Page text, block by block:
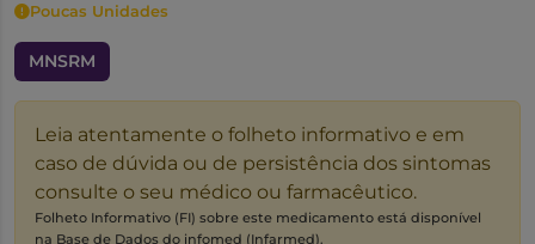
Poucas Unidades
MNSRM
Leia atentamente o folheto informativo e em
caso de dúvida ou de persistência dos sintomas
consulte o seu médico ou farmacêutico.
Folheto Informativo (FI) sobre este medicamento está disponível
na Base de Dados do infomed (Infarmed).